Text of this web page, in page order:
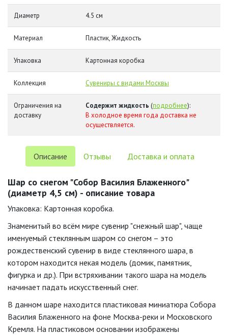
Диаметр 4.5 см
Материал Пластик, Жидкость
Упаковка Картонная коробка
Коллекция Сувениры с видами Москвы
Ограничения на
доставку
Содержит жидкость (подробнее):
В холодное время года доставка не
осуществляется.
Описание Отзывы Доставка и оплата
Шар со снегом "Собор Василия Блаженного"
(диаметр 4,5 см) - описание товара
Упаковка: Картонная коробка.
Знаменитый во всём мире сувенир "снежный шар", чаще
именуемый стеклянным шаром со снегом – это
рождественский сувенир в виде стеклянного шара, в
котором находится некая модель (домик, памятник,
фигурка и др.). При встряхивании такого шара на модель
начинает падать искусственный снег.
В данном шаре находится пластиковая миниатюра Собора
Василия Блаженного на фоне Москва-реки и Московского
Кремля. На пластиковом основании изображены